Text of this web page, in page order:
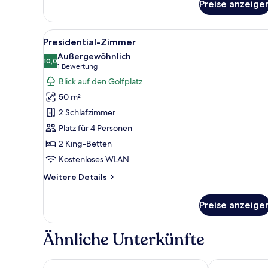
Nichtraucher
Preise
Alle
Fotos
für
Presidential-
Zimmer
anzeigen
Presidential-Zimmer |
5
Presidential-Zimmer
10,010,0 von 10
Außergewöhnlich
1 Bewertung
(1
Bewertung)
Blick auf den Golfplatz
50 m²
2 Schlafzimmer
Platz für 4 Personen
2 King-Betten
Kostenloses WLAN
Weitere Details
Weitere
Zimmer
Preise
Ähnliche Unterkünfte
Escale Oceania Aix-en-Provence Campanile